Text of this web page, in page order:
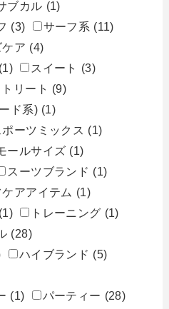
ブカル (1)
(3) サーフ系 (11)
ア (4)
(1) スイート
(3)
トリート (9)
ド系) (1)
ポーツミックス (1)
ールサイズ (1)
スーツブランド (1)
アアイテム (1)
(1) トレーニング (1)
(28)
ハイブランド (5)
(1) パーティー (28)